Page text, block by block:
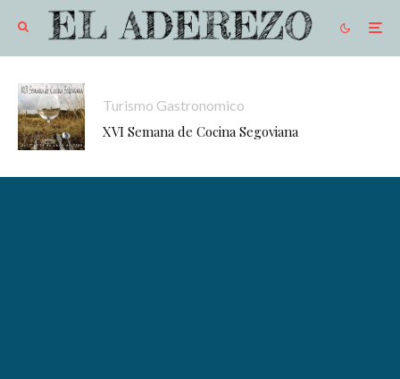
Turismo Gastronomico
XVI Semana de Cocina Segoviana